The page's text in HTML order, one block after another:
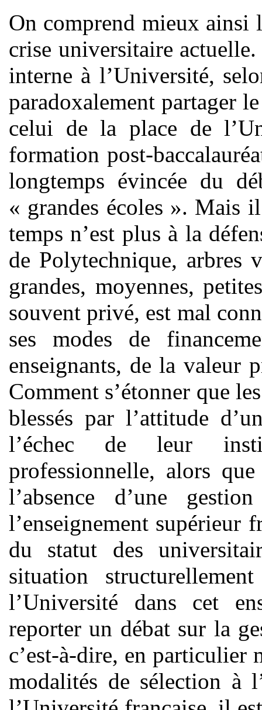
On comprend mieux ainsi
crise universitaire
interne à l’Université,
paradoxalement partager
celui de la place de
formation post-
longtemps évincée du
« grandes écoles ». Mais
temps n’est plus à la
de Polytechnique, arbres
grandes, moyennes,
souvent privé, est mal
ses modes de
enseignants, de la valeur
Comment s’étonner que
blessés par l’attitude
l’échec de leur
professionnelle, alors
l’absence d’une
l’enseignement supérieur
du statut des
situation
l’Université dans cet
reporter un débat sur la
c’est-à-dire, en particulier
modalités de sélection à